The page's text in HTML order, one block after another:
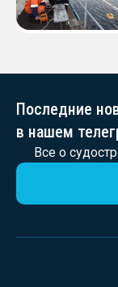
Последние
в нашем
Все о